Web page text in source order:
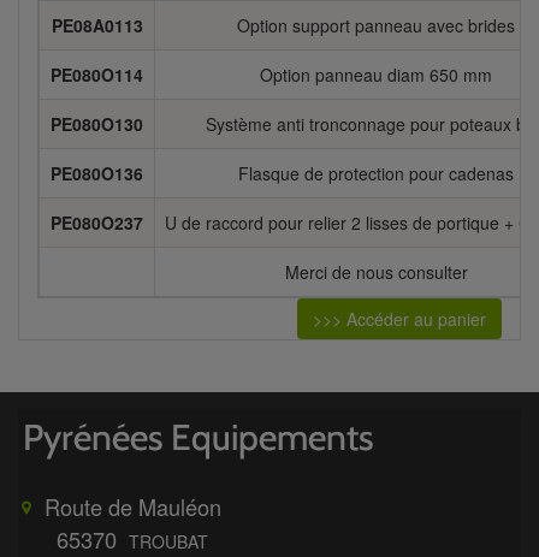
PE08A0113 Option support panneau avec brides
PE080O114 Option panneau diam 650 mm
PE080O130 Système anti tronconnage pour poteaux
PE080O136 Flasque de protection pour cadenas
PE080O237 U de raccord pour relier 2 lisses de portique +
Merci de nous consulter
>>> Accéder au panier
Route de Mauléon
65370 TROUBAT